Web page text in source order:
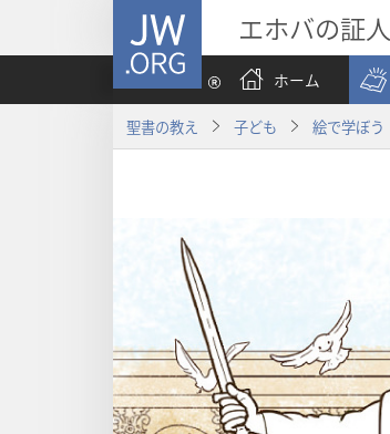
JW.ORG エホバの証人
ホーム
聖書の教え 子ども 絵で学ぼう